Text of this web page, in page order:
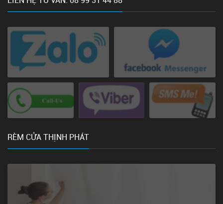
RÈM CỬA THỊNH PHÁT